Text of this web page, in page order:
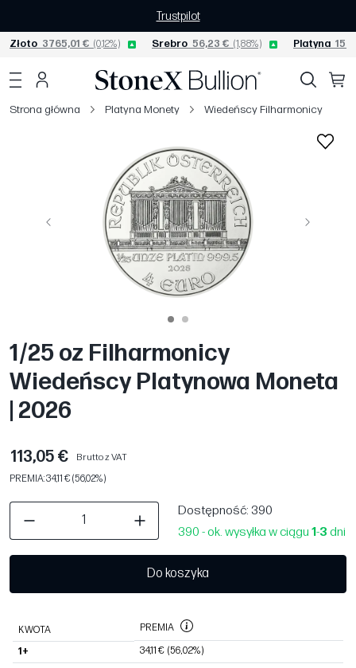
Trustpilot
Złoto 3765,01 € (0,12%) Srebro 56,23 € (1,88%) Platyna
Strona główna Platyna Monety Wiedeńscy Filharmonicy
Poprzedni Następny
1/25 oz Filharmonicy
Wiedeńscy Platynowa Moneta
| 2026
113,05 €
Brutto z VAT
PREMIA: 34,11 € (56,02%)
Dostępność: 390
390 - ok. wysyłka w ciągu 1-3 dni
Do koszyka
KWOTA PREMIA
1+ 34,11 € (56,02%)